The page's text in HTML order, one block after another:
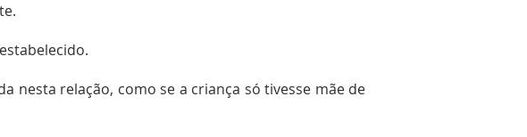
nesta relação, como se a criança só tivesse mãe de